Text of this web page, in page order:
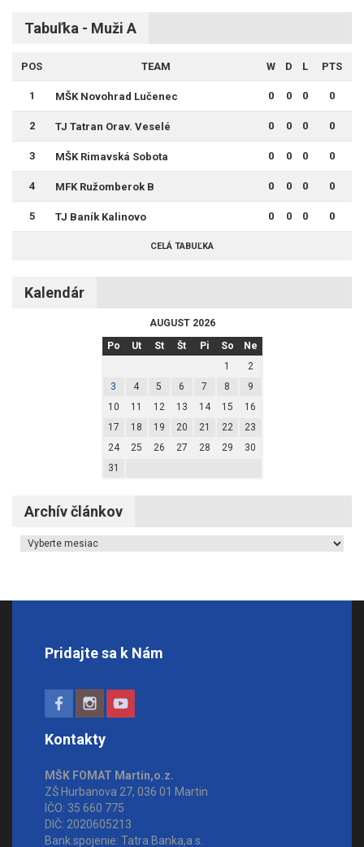
Tabuľka - Muži A
POS TEAM W D L PTS
1 MŠK Novohrad Lučenec 0 0 0 0
2 TJ Tatran Orav. Veselé 0 0 0 0
3 MŠK Rimavská Sobota 0 0 0 0
4 MFK Ružomberok B 0 0 0 0
5 TJ Baník Kalinovo 0 0 0 0
CELÁ TABUĽKA
Kalendár
AUGUST 2026
Po
Ut St Št Pi So
Ne
1
2
3
4 5 6 7 8
9
10
11 12 13 14 15
16
17
18 19 20 21 22
23
24
25 26 27 28 29
30
31
Archív článkov
Archív článkov
Pridajte sa k Nám
Kontakty
MŠK FOMAT Martin,o.z.
ZŠ Hurbanova 27, 036 01 Martin
IČO: 35 660 775
DIČ: 2020605213
Bank.spojenie: Tatra Banka,a.s.